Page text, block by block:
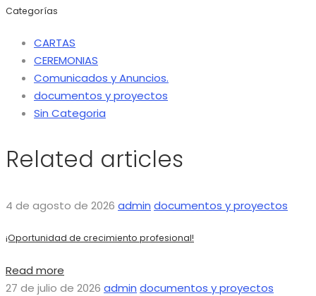
Categorías
CARTAS
CEREMONIAS
Comunicados y Anuncios.
documentos y proyectos
Sin Categoria
Related articles
4 de agosto de 2026 admin documentos y proyectos
¡Oportunidad de crecimiento profesional!
Read more
27 de julio de 2026 admin documentos y proyectos